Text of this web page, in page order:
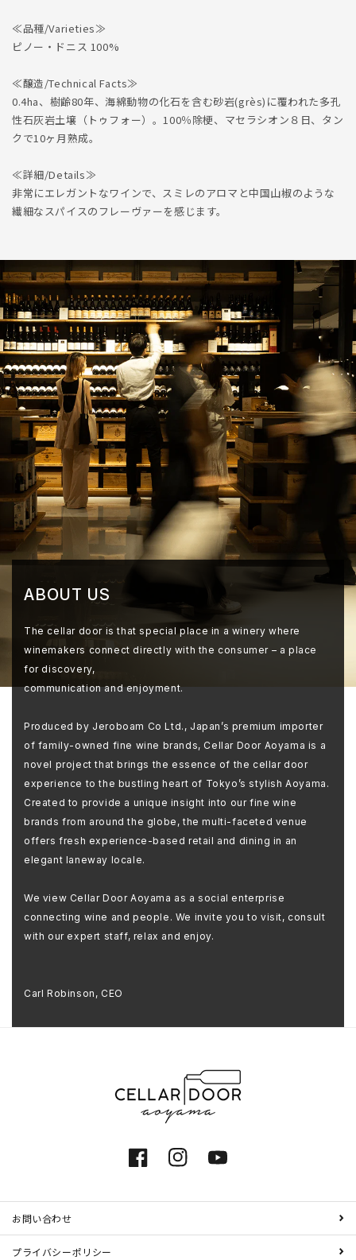
≪品種/Varieties≫
ピノー・ドニス 100%
≪醸造/Technical Facts≫
0.4ha、樹齢80年、海綿動物の化石を含む砂岩(grès)に覆われた多孔
性石灰岩土壌（トゥフォー）。100％除梗、マセラシオン８日、タン
クで10ヶ月熟成。
≪詳細/Details≫
非常にエレガントなワインで、スミレのアロマと中国山椒のような
繊細なスパイスのフレーヴァーを感じます。
ABOUT US
The cellar door is that special place in a winery where
winemakers connect directly with the consumer – a place
for discovery,
communication and enjoyment.
Produced by Jeroboam Co Ltd., Japan’s premium importer
of family-owned fine wine brands, Cellar Door Aoyama is a
novel project that brings the essence of the cellar door
experience to the bustling heart of Tokyo’s stylish Aoyama.
Created to provide a unique insight into our fine wine
brands from around the globe, the multi-faceted venue
offers fresh experience-based retail and dining in an
elegant laneway locale.
We view Cellar Door Aoyama as a social enterprise
connecting wine and people. We invite you to visit, consult
with our expert staff, relax and enjoy.
Carl Robinson, CEO
FacebookInstagramYouTube
お問い合わせ
プライバシーポリシー